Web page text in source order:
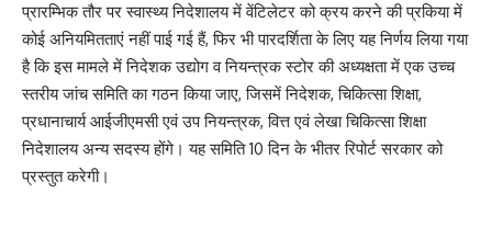
प्रारम्भिक तौर पर स्वास्थ्य निदेशालय में वेंटिलेटर को क्रय करने की प्रकिया में
कोई अनियमितताएं नहीं पाई गई हैं, फिर भी पारदर्शिता के लिए यह निर्णय लिया गया
है कि इस मामले में निदेशक उद्योग व नियन्त्रक स्टोर की अध्यक्षता में एक उच्च
स्तरीय जांच समिति का गठन किया जाए, जिसमें निदेशक, चिकित्सा शिक्षा,
प्रधानाचार्य आईजीएमसी एवं उप नियन्त्रक, वित्त एवं लेखा चिकित्सा शिक्षा
निदेशालय अन्य सदस्य होंगे। यह समिति 10 दिन के भीतर रिपोर्ट सरकार को
प्रस्तुत करेगी।